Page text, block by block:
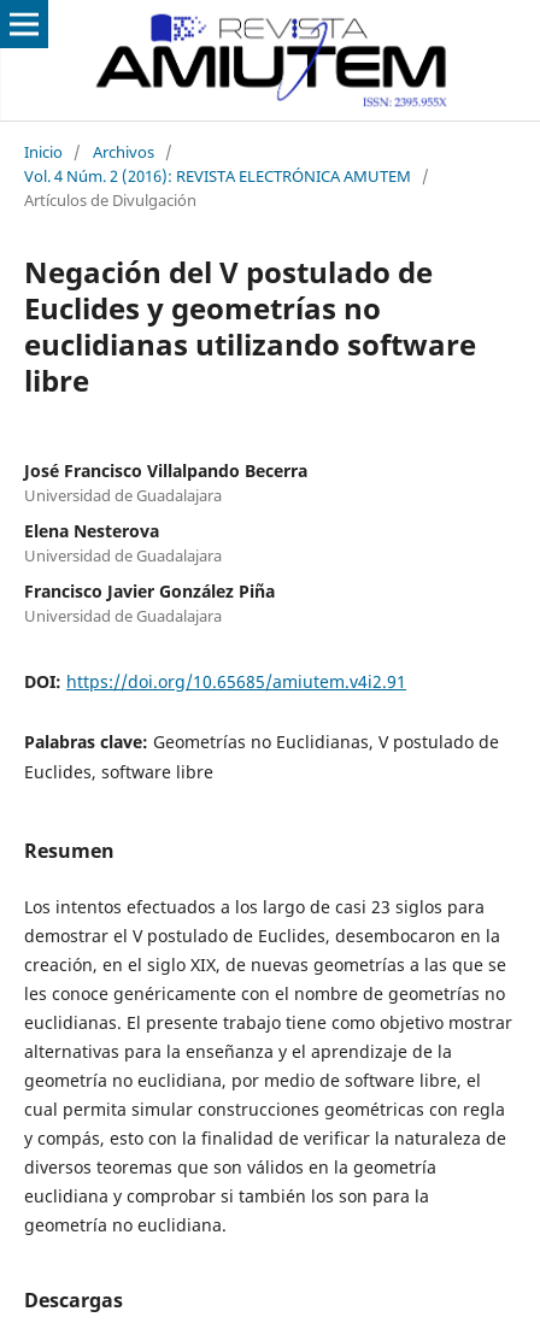
Inicio / Archivos /
Vol. 4 Núm. 2 (2016): REVISTA ELECTRÓNICA AMUTEM
/
Artículos de Divulgación
Negación del V postulado de
Euclides y geometrías no
euclidianas utilizando software
libre
José Francisco Villalpando Becerra
Universidad de Guadalajara
Elena Nesterova
Universidad de Guadalajara
Francisco Javier González Piña
Universidad de Guadalajara
DOI: https://doi.org/10.65685/amiutem.v4i2.91
Palabras clave: Geometrías no Euclidianas, V postulado de
Euclides, software libre
Resumen
Los intentos efectuados a los largo de casi 23 siglos para
demostrar el V postulado de Euclides, desembocaron en la
creación, en el siglo XIX, de nuevas geometrías a las que se
les conoce genéricamente con el nombre de geometrías no
euclidianas. El presente trabajo tiene como objetivo mostrar
alternativas para la enseñanza y el aprendizaje de la
geometría no euclidiana, por medio de software libre, el
cual permita simular construcciones geométricas con regla
y compás, esto con la finalidad de verificar la naturaleza de
diversos teoremas que son válidos en la geometría
euclidiana y comprobar si también los son para la
geometría no euclidiana.
Descargas